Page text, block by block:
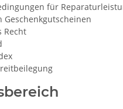
für
Geschenkgutscheinen
Recht